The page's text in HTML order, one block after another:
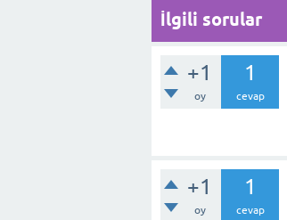
İlgili sorular
+1
oy
1
cevap
+1
oy
1
cevap